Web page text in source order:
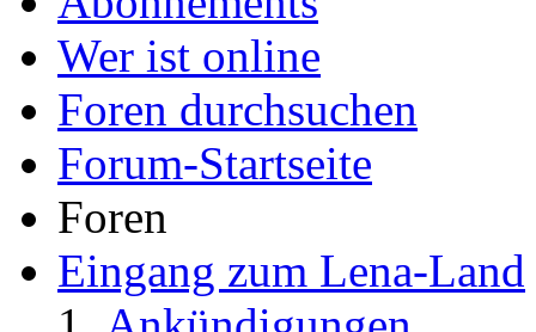
Wer ist online
Foren durchsuchen
Forum-Startseite
Foren
Eingang zum Lena-Land